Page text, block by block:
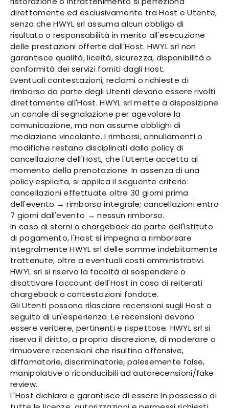
direttamente ed esclusivamente tra Host e Utente,
senza che HWYL srl assuma alcun obbligo di
risultato o responsabilità in merito all'esecuzione
delle prestazioni offerte dall'Host. HWYL srl non
garantisce qualità, liceità, sicurezza, disponibilità o
conformità dei servizi forniti dagli Host.
Eventuali contestazioni, reclami o richieste di
rimborso da parte degli Utenti devono essere rivolti
direttamente all'Host. HWYL srl mette a disposizione
un canale di segnalazione per agevolare la
comunicazione, ma non assume obblighi di
mediazione vincolante. I rimborsi, annullamenti o
modifiche restano disciplinati dalla policy di
cancellazione dell'Host, che l'Utente accetta al
momento della prenotazione. In assenza di una
policy esplicita, si applica il seguente criterio:
cancellazioni effettuate oltre 30 giorni prima
dell'evento → rimborso integrale; cancellazioni entro
7 giorni dall'evento → nessun rimborso.
In caso di storni o chargeback da parte dell'istituto
di pagamento, l'Host si impegna a rimborsare
integralmente HWYL srl delle somme indebitamente
trattenute, oltre a eventuali costi amministrativi.
HWYL srl si riserva la facoltà di sospendere o
disattivare l'account dell'Host in caso di reiterati
chargeback o contestazioni fondate.
Gli Utenti possono rilasciare recensioni sugli Host a
seguito di un'esperienza. Le recensioni devono
essere veritiere, pertinenti e rispettose. HWYL srl si
riserva il diritto, a propria discrezione, di moderare o
rimuovere recensioni che risultino offensive,
diffamatorie, discriminatorie, palesemente false,
manipolative o riconducibili ad autorecensioni/fake
review.
L'Host dichiara e garantisce di essere in possesso di